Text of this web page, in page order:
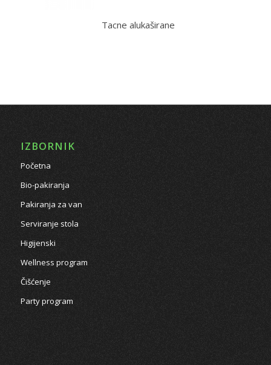
Tacne alukaširane
IZBORNIK
Početna
Bio-pakiranja
Pakiranja za van
Serviranje stola
Higijenski
Wellness program
Čišćenje
Party program